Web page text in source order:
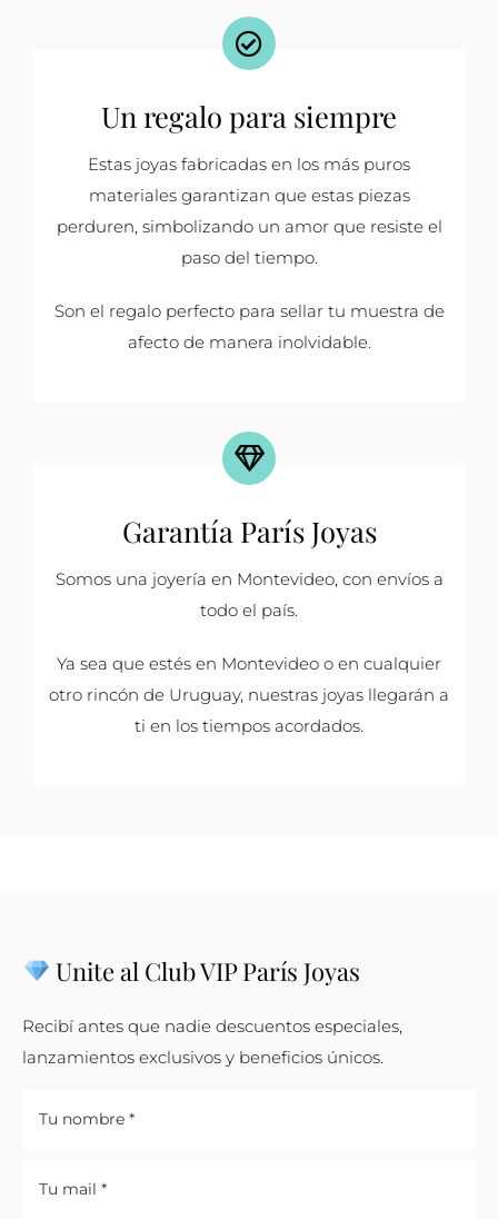
Un regalo para siempre
Estas joyas fabricadas en los más puros
materiales garantizan que estas piezas
perduren, simbolizando un amor que resiste el
paso del tiempo.
Son el regalo perfecto para sellar tu muestra de
afecto de manera inolvidable.
Garantía París Joyas
Somos una joyería en Montevideo, con envíos a
todo el país.
Ya sea que estés en Montevideo o en cualquier
otro rincón de Uruguay, nuestras joyas llegarán a
ti en los tiempos acordados.
Unite al Club VIP París Joyas
Recibí antes que nadie descuentos especiales,
lanzamientos exclusivos y beneficios únicos.